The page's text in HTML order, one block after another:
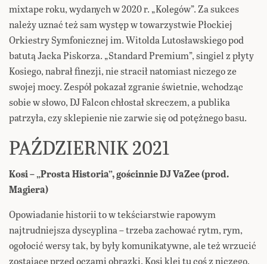
mixtape roku, wydanych w 2020 r. „Kolegów”. Za sukces
należy uznać też sam występ w towarzystwie Płockiej
Orkiestry Symfonicznej im. Witolda Lutosławskiego pod
batutą Jacka Piskorza. „Standard Premium”, singiel z płyty
Kosiego, nabrał finezji, nie stracił natomiast niczego ze
swojej mocy. Zespół pokazał zgranie świetnie, wchodząc
sobie w słowo, DJ Falcon chłostał skreczem, a publika
patrzyła, czy sklepienie nie zarwie się od potężnego basu.
PAŹDZIERNIK 2021
Kosi – „Prosta Historia”, gościnnie DJ VaZee (prod.
Magiera)
Opowiadanie historii to w tekściarstwie rapowym
najtrudniejsza dyscyplina – trzeba zachować rytm, rym,
ogołocić wersy tak, by były komunikatywne, ale też wrzucić
zostające przed oczami obrazki. Kosi klei tu coś z niczego,